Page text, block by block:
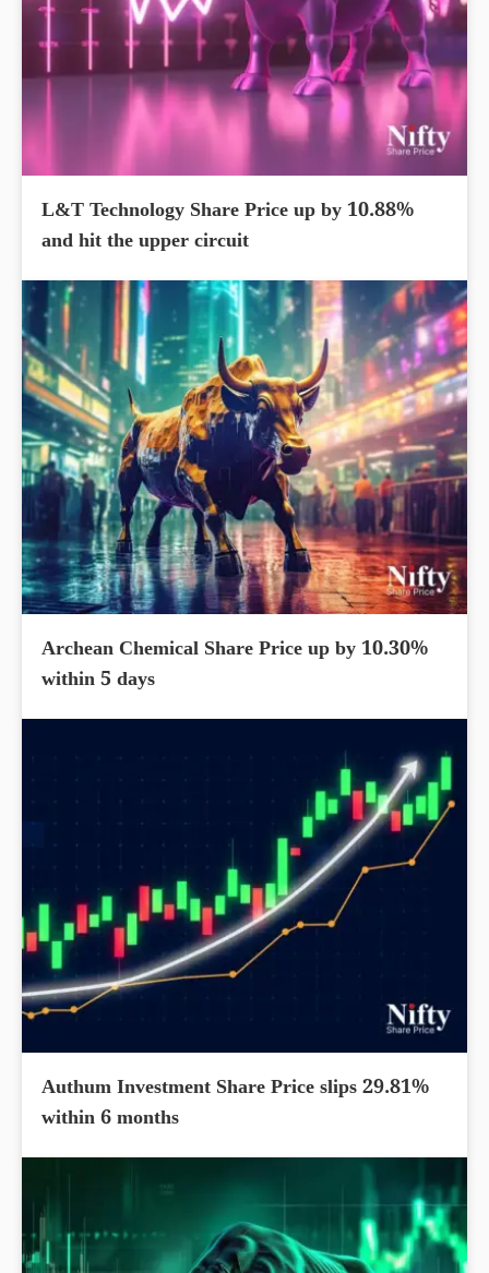
L&T Technology Share Price up by 10.88%
and hit the upper circuit
Archean Chemical Share Price up by 10.30%
within 5 days
Authum Investment Share Price slips 29.81%
within 6 months